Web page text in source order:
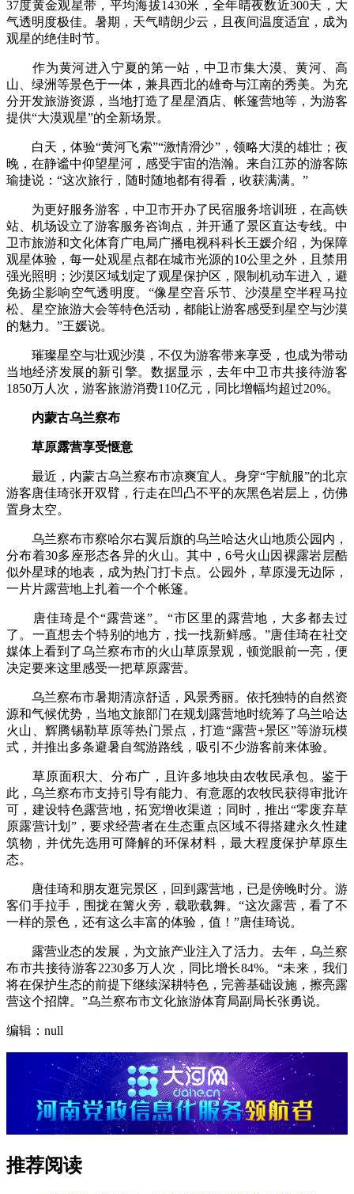
37度黄金观星带，平均海拔1430米，全年晴夜数近300天，大
气透明度极佳。暑期，天气晴朗少云，且夜间温度适宜，成为
观星的绝佳时节。
作为黄河进入宁夏的第一站，中卫市集大漠、黄河、高
山、绿洲等景色于一体，兼具西北的雄奇与江南的秀美。为充
分开发旅游资源，当地打造了星星酒店、帐篷营地等，为游客
提供“大漠观星”的全新场景。
白天，体验“黄河飞索”“激情滑沙”，领略大漠的雄壮；夜
晚，在静谧中仰望星河，感受宇宙的浩瀚。来自江苏的游客陈
瑜捷说：“这次旅行，随时随地都有得看，收获满满。”
为更好服务游客，中卫市开办了民宿服务培训班，在高铁
站、机场设立了游客服务咨询点，并开通了景区直达专线。中
卫市旅游和文化体育广电局广播电视科科长王媛介绍，为保障
观星体验，每一处观星点都在城市光源的10公里之外，且禁用
强光照明；沙漠区域划定了观星保护区，限制机动车进入，避
免扬尘影响空气透明度。“像星空音乐节、沙漠星空半程马拉
松、星空旅游大会等特色活动，都能让游客感受到星空与沙漠
的魅力。”王媛说。
璀璨星空与壮观沙漠，不仅为游客带来享受，也成为带动
当地经济发展的新引擎。数据显示，去年中卫市共接待游客
1850万人次，游客旅游消费110亿元，同比增幅均超过20%。
内蒙古乌兰察布
草原露营享受惬意
最近，内蒙古乌兰察布市凉爽宜人。身穿“宇航服”的北京
游客唐佳琦张开双臂，行走在凹凸不平的灰黑色岩层上，仿佛
置身太空。
乌兰察布市察哈尔右翼后旗的乌兰哈达火山地质公园内，
分布着30多座形态各异的火山。其中，6号火山因裸露岩层酷
似外星球的地表，成为热门打卡点。公园外，草原漫无边际，
一片片露营地上扎着一个个帐篷。
唐佳琦是个“露营迷”。“市区里的露营地，大多都去过
了。一直想去个特别的地方，找一找新鲜感。”唐佳琦在社交
媒体上看到了乌兰察布市的火山草原景观，顿觉眼前一亮，便
决定要来这里感受一把草原露营。
乌兰察布市暑期清凉舒适，风景秀丽。依托独特的自然资
源和气候优势，当地文旅部门在规划露营地时统筹了乌兰哈达
火山、辉腾锡勒草原等热门景点，打造“露营+景区”等游玩模
式，并推出多条避暑自驾游路线，吸引不少游客前来体验。
草原面积大、分布广，且许多地块由农牧民承包。鉴于
此，乌兰察布市支持引导有能力、有意愿的农牧民获得审批许
可，建设特色露营地，拓宽增收渠道；同时，推出“零废弃草
原露营计划”，要求经营者在生态重点区域不得搭建永久性建
筑物，并优先选用可降解的环保材料，最大程度保护草原生
态。
唐佳琦和朋友逛完景区，回到露营地，已是傍晚时分。游
客们手拉手，围拢在篝火旁，载歌载舞。“这次露营，看了不
一样的景色，还有这么丰富的体验，值！”唐佳琦说。
露营业态的发展，为文旅产业注入了活力。去年，乌兰察
布市共接待游客2230多万人次，同比增长84%。“未来，我们
将在保护生态的前提下继续深耕特色，完善基础设施，擦亮露
营这个招牌。”乌兰察布市文化旅游体育局副局长张勇说。
编辑：null
推荐阅读